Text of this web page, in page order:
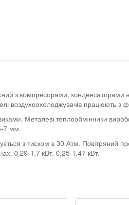
з компресорами,
воздухоохолоджувачів працюють з
Металеві теплообмінники
7 мм.
з тиском в 30 Атм. Повітряний
0,29-1,7 кВт, 0,25-1,47 кВт.